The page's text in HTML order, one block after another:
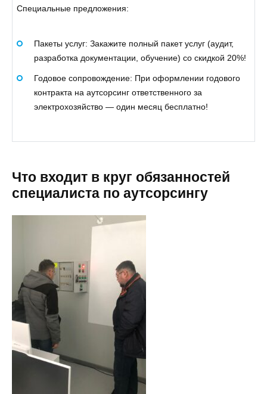
Специальные предложения:
Пакеты услуг: Закажите полный пакет услуг (аудит,
разработка документации, обучение) со скидкой 20%!
Годовое сопровождение: При оформлении годового
контракта на аутсорсинг ответственного за
электрохозяйство — один месяц бесплатно!
Что входит в круг обязанностей
специалиста по аутсорсингу